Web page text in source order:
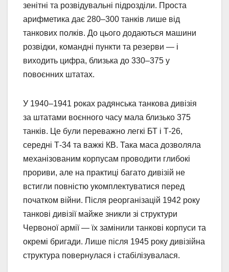
зенітні та розвідувальні підрозділи. Проста
арифметика дає 280–300 танків лише від
танкових полків. До цього додаються машини
розвідки, командні пункти та резерви — і
виходить цифра, близька до 330–375 у
повоєнних штатах.
У 1940–1941 роках радянська танкова дивізія
за штатами воєнного часу мала близько 375
танків. Це були переважно легкі БТ і Т-26,
середні Т-34 та важкі КВ. Така маса дозволяла
механізованим корпусам проводити глибокі
прориви, але на практиці багато дивізій не
встигли повністю укомплектуватися перед
початком війни. Після реорганізацій 1942 року
танкові дивізії майже зникли зі структури
Червоної армії — їх замінили танкові корпуси та
окремі бригади. Лише після 1945 року дивізійна
структура повернулася і стабілізувалася.